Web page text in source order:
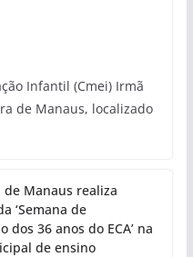
Infantil (Cmei) Irmã
de Manaus, localizado
Manaus realiza
‘Semana de
dos 36 anos do ECA’ na
de ensino